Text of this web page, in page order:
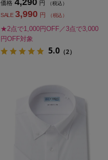
価格 4,290 円 （税込）
SALE 3,990 円 （税込）
★2点で1,000円OFF／3点で3,000
円OFF対象
5.0 （2）